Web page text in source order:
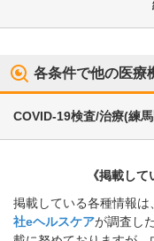
各条件で他の医療
COVID-19検査/治療(練
《掲載し
掲載している各種情報
社eヘルスケアが調査し